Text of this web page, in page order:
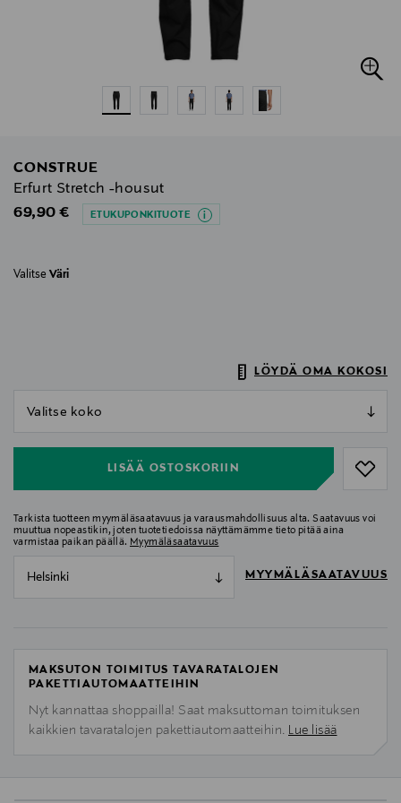
CONSTRUE
Erfurt Stretch -housut
Original Price
69,90 € ETUKUPONKITUOTE
Valitse Väri
LÖYDÄ OMA KOKOSI
LISÄÄ OSTOSKORIIN
Tarkista tuotteen myymäläsaatavuus ja varausmahdollisuus alta. Saatavuus voi
muuttua nopeastikin, joten tuotetiedoissa näyttämämme tieto pitää aina
varmistaa paikan päällä. Myymäläsaatavuus
Helsinki MYYMÄLÄSAATAVUUS
MAKSUTON TOIMITUS TAVARATALOJEN
PAKETTIAUTOMAATTEIHIN
Nyt kannattaa shoppailla! Saat maksuttoman toimituksen
kaikkien tavaratalojen pakettiautomaatteihin. Lue lisää